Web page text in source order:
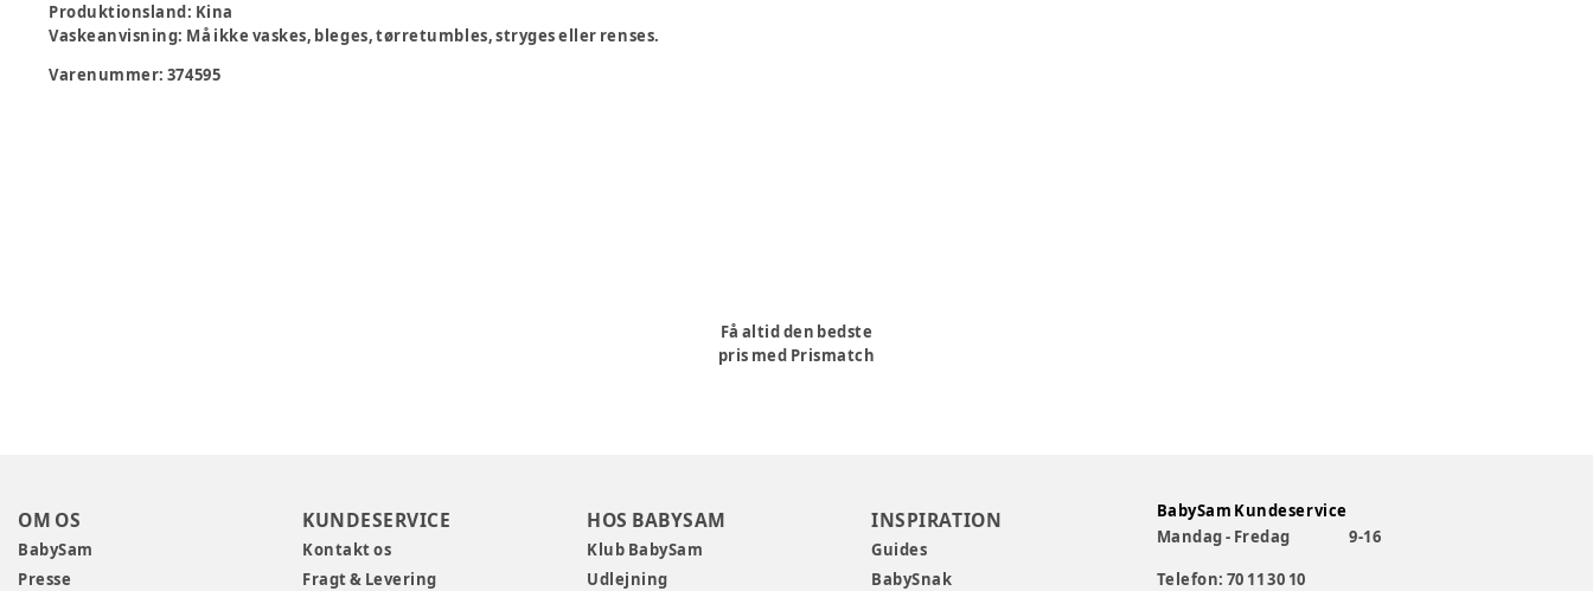
Produktionsland: Kina
Vaskeanvisning: Må ikke vaskes, bleges, tørretumbles, stryges eller renses.
Varenummer: 374595
Få altid den bedste
pris med Prismatch
OM OS
BabySam
Presse
KUNDESERVICE
Kontakt os
Fragt & Levering
HOS BABYSAM
Klub BabySam
Udlejning
INSPIRATION
Guides
BabySnak
BabySam Kundeservice
Mandag - Fredag
9-16
Telefon: 70 11 30 10